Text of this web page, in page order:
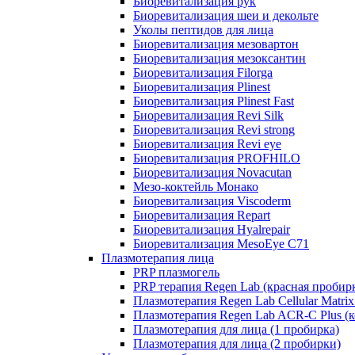
Биоревитализация шеи и декольте
Уколы пептидов для лица
Биоревитализация мезовартон
Биоревитализация мезоксантин
Биоревитализация Filorga
Биоревитализация Plinest
Биоревитализация Plinest Fast
Биоревитализация Revi Silk
Биоревитализация Revi strong
Биоревитализация Revi eye
Биоревитализация PROFHILO
Биоревитализация Novacutan
Мезо-коктейль Монако
Биоревитализация Viscoderm
Биоревитализация Repart
Биоревитализация Hyalrepair
Биоревитализация MesoEye C71
Плазмотерапия лица
PRP плазмогель
PRP терапия Regen Lab (красная
Плазмотерапия Regen Lab Cellular
Плазмотерапия Regen Lab ACR-C Plus
Плазмотерапия для лица (1 пробирка)
Плазмотерапия для лица (2 пробирки)